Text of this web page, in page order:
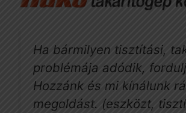
Ha bármilyen tisztítási,
problémája adódik,
Hozzánk és mi kínálunk rá
megoldást. (eszközt,